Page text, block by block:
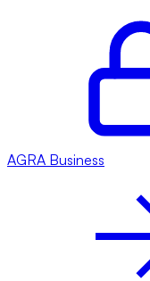
AGRA Business